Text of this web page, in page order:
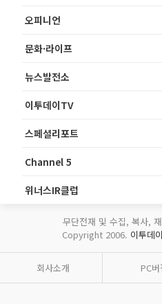
오피니언
문화·라이프
뉴스발전소
이투데이TV
스페셜리포트
Channel 5
위너스IR클럽
무단전재 및 수집, 복사,
Copyright 2006. 이투데이
회사소개 PC버